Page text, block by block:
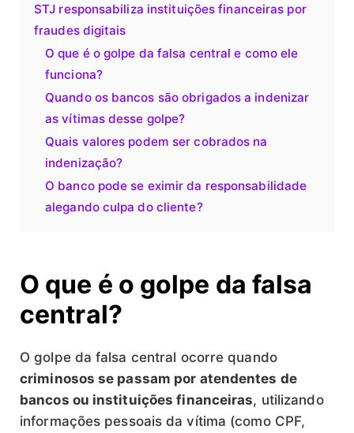
STJ responsabiliza instituições financeiras por
fraudes digitais
O que é o golpe da falsa central e como ele
funciona?
Quando os bancos são obrigados a indenizar
as vítimas desse golpe?
Quais valores podem ser cobrados na
indenização?
O banco pode se eximir da responsabilidade
alegando culpa do cliente?
O que é o golpe da falsa
central?
O golpe da falsa central ocorre quando
criminosos se passam por atendentes de
bancos ou instituições financeiras, utilizando
informações pessoais da vítima (como CPF,